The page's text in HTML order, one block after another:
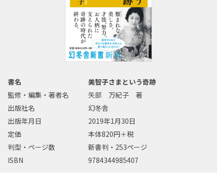
書名
美智子さまという奇跡
監修・編集・著者名
矢部 万紀子 著
出版社名
幻冬舎
出版年月日
2019年1月30日
定価
本体820円＋税
判型・ページ数
新書判・253ページ
ISBN
9784344985407